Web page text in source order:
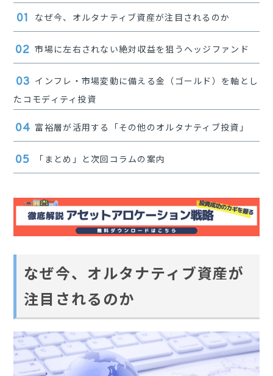
なぜ今、オルタナティブ資産が注目されるのか
市場に左右されない絶対収益を狙うヘッジファンド
インフレ・市場変動に備える金（ゴールド）を軸とし
たコモディティ投資
富裕層が活用する「その他のオルタナティブ投資」
「まとめ」と次回コラムの案内
なぜ今、オルタナティブ資産が
注目されるのか